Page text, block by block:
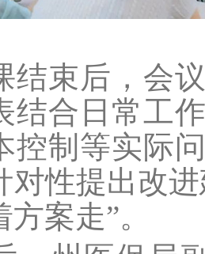
束后，会议
结合日常工
控制等实际
对性提出改
案走”。